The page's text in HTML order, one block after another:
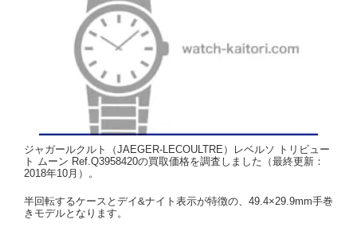
ジャガールクルト（JAEGER-LECOULTRE）レベルソ トリビュー
ト ムーン Ref.Q3958420の買取価格を調査しました（最終更新：
2018年10月）。
半回転するケースとデイ&ナイト表示が特徴の、49.4×29.9mm手巻
きモデルとなります。